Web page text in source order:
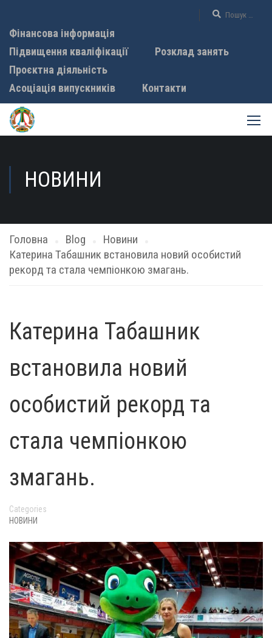
Фінансова інформація
Підвищення кваліфікації
Розклад занять
Проєктна діяльність
Асоціація випускників
Контакти
НОВИНИ
Головна Blog
Новини
Катерина Табашник встановила новий особистий
рекорд та стала чемпіонкою змагань.
Катерина Табашник
встановила новий
особистий рекорд та
стала чемпіонкою
змагань.
Categories
НОВИНИ